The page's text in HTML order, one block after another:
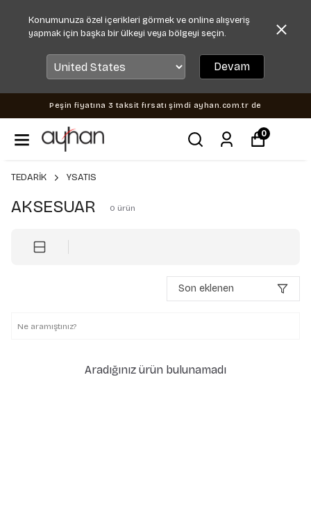
Konumunuza özel içerikleri görmek ve online alışveriş
yapmak için başka bir ülkeyi veya bölgeyi seçin.
Devam
Peşin fiyatına 3 taksit fırsatı şimdi ayhan.com.tr de
0
TEDARİK YSATIS
AKSESUAR 0 ürün
Son eklenen
Aradığınız ürün bulunamadı